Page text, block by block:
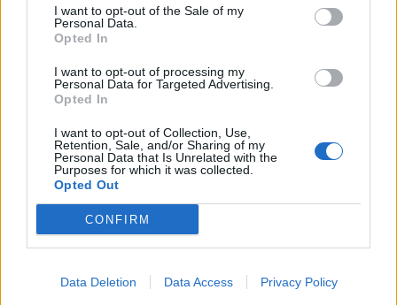
I want to opt-out of the Sale of my
Personal Data.
Opted In
I want to opt-out of processing my
Personal Data for Targeted Advertising.
Opted In
I want to opt-out of Collection, Use,
Retention, Sale, and/or Sharing of my
Personal Data that Is Unrelated with the
Purposes for which it was collected.
Opted Out
CONFIRM
Data Deletion Data Access Privacy Policy
създаде нови жизнеспособни вируси
07.08.2026 / 15:30